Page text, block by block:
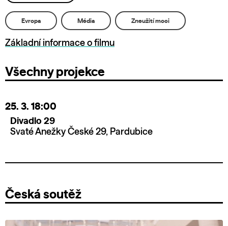
Evropa Média Zneužití moci
Základní informace o filmu
Všechny projekce
25. 3. 18:00
Divadlo 29
Svaté Anežky České 29, Pardubice
Česká soutěž